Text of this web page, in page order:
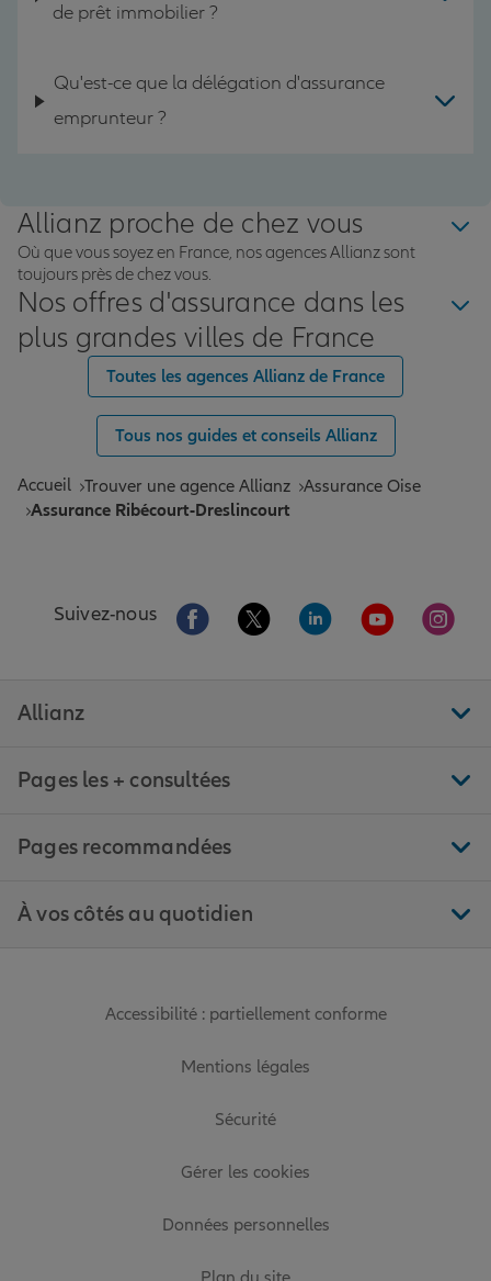
de prêt immobilier ?
Qu'est-ce que la délégation d'assurance
emprunteur ?
Allianz proche de chez vous
Où que vous soyez en France, nos agences Allianz sont
toujours près de chez vous.
Nos offres d'assurance dans les
plus grandes villes de France
Toutes les agences Allianz de France
Tous nos guides et conseils Allianz
Accueil Trouver une agence Allianz Assurance Oise
Assurance Ribécourt-Dreslincourt
Suivez-nous Aller sur la page Facebook de Allianz
Aller sur la page Twitter de
Aller sur la page
Aller sur la
Aller
Allianz
Pages les + consultées
Pages recommandées
À vos côtés au quotidien
Accessibilité : partiellement conforme
Mentions légales
Sécurité
Gérer les cookies
Données personnelles